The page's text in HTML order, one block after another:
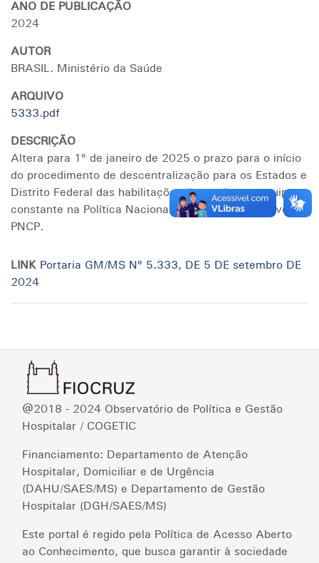
ANO DE PUBLICAÇÃO
2024
AUTOR
BRASIL. Ministério da Saúde
ARQUIVO
5333.pdf
DESCRIÇÃO
Altera para 1º de janeiro de 2025 o prazo para o início
do procedimento de descentralização para os Estados e
Distrito Federal das habilitações de serviços e equipes,
constante na Política Nacional de Cuidados Paliativos -
PNCP.
LINK Portaria GM/MS Nº 5.333, DE 5 DE setembro DE
2024
@2018 - 2024 Observatório de Política e Gestão
Hospitalar / COGETIC
Financiamento: Departamento de Atenção
Hospitalar, Domiciliar e de Urgência
(DAHU/SAES/MS) e Departamento de Gestão
Hospitalar (DGH/SAES/MS)
Este portal é regido pela Política de Acesso Aberto
ao Conhecimento, que busca garantir à sociedade